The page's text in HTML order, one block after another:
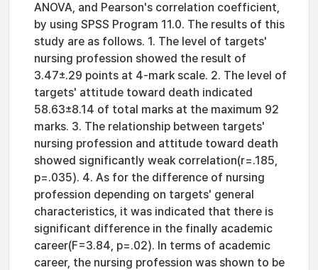
ANOVA, and Pearson's correlation coefficient,
by using SPSS Program 11.0. The results of this
study are as follows. 1. The level of targets'
nursing profession showed the result of
3.47±.29 points at 4-mark scale. 2. The level of
targets' attitude toward death indicated
58.63±8.14 of total marks at the maximum 92
marks. 3. The relationship between targets'
nursing profession and attitude toward death
showed significantly weak correlation(r=.185,
p=.035). 4. As for the difference of nursing
profession depending on targets' general
characteristics, it was indicated that there is
significant difference in the finally academic
career(F=3.84, p=.02). In terms of academic
career, the nursing profession was shown to be